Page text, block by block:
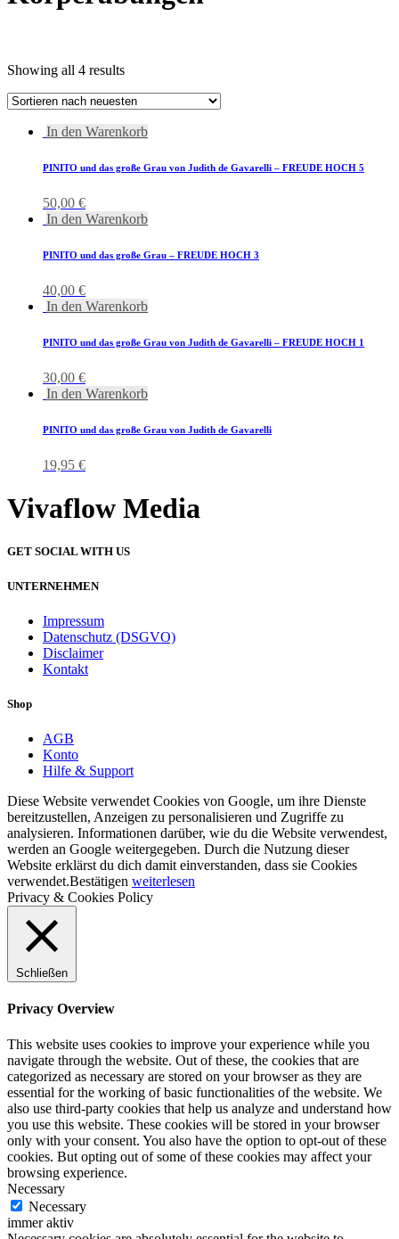
Showing all 4 results
In den Warenkorb
PINITO und das große Grau von Judith de Gavarelli – FREUDE HOCH 5
50,00 €
In den Warenkorb
PINITO und das große Grau – FREUDE HOCH 3
40,00 €
In den Warenkorb
PINITO und das große Grau von Judith de Gavarelli – FREUDE HOCH 1
30,00 €
In den Warenkorb
PINITO und das große Grau von Judith de Gavarelli
19,95 €
Vivaflow Media
GET SOCIAL WITH US
UNTERNEHMEN
Impressum
Datenschutz (DSGVO)
Disclaimer
Kontakt
Shop
AGB
Konto
Hilfe & Support
Diese Website verwendet Cookies von Google, um ihre Dienste
bereitzustellen, Anzeigen zu personalisieren und Zugriffe zu
analysieren. Informationen darüber, wie du die Website verwendest,
werden an Google weitergegeben. Durch die Nutzung dieser
Website erklärst du dich damit einverstanden, dass sie Cookies
verwendet.Bestätigen weiterlesen
Privacy & Cookies Policy
Schließen
Privacy Overview
This website uses cookies to improve your experience while you
navigate through the website. Out of these, the cookies that are
categorized as necessary are stored on your browser as they are
essential for the working of basic functionalities of the website. We
also use third-party cookies that help us analyze and understand how
you use this website. These cookies will be stored in your browser
only with your consent. You also have the option to opt-out of these
cookies. But opting out of some of these cookies may affect your
browsing experience.
Necessary
Necessary
immer aktiv